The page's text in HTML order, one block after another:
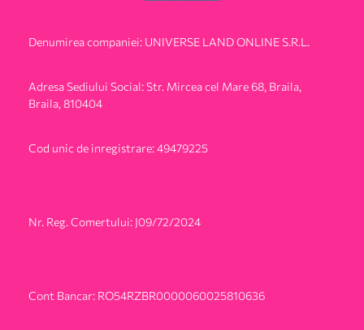
Denumirea companiei: UNIVERSE LAND ONLINE S.R.L.
Adresa Sediului Social: Str. Mircea cel Mare 68, Braila,
Braila, 810404
Cod unic de inregistrare: 49479225
Nr. Reg. Comertului: J09/72/2024
Cont Bancar: RO54RZBR0000060025810636